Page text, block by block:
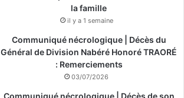
la famille
il y a 1 semaine
Communiqué nécrologique | Décès du
Général de Division Nabéré Honoré TRAORÉ
: Remerciements
03/07/2026